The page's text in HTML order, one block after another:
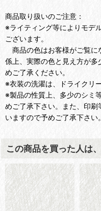
商品取り扱いのご注意：
※ライティング等によりモデ
ございます。
商品の色はお客様がご覧に
係上、実際の色と見え方が
めご了承ください。
※衣装の洗濯は、ドライクリ
※製品の性質上、多少のシミ
めご了承下さい。また、印
いますので予めご了承下さい。
この商品を買った人は